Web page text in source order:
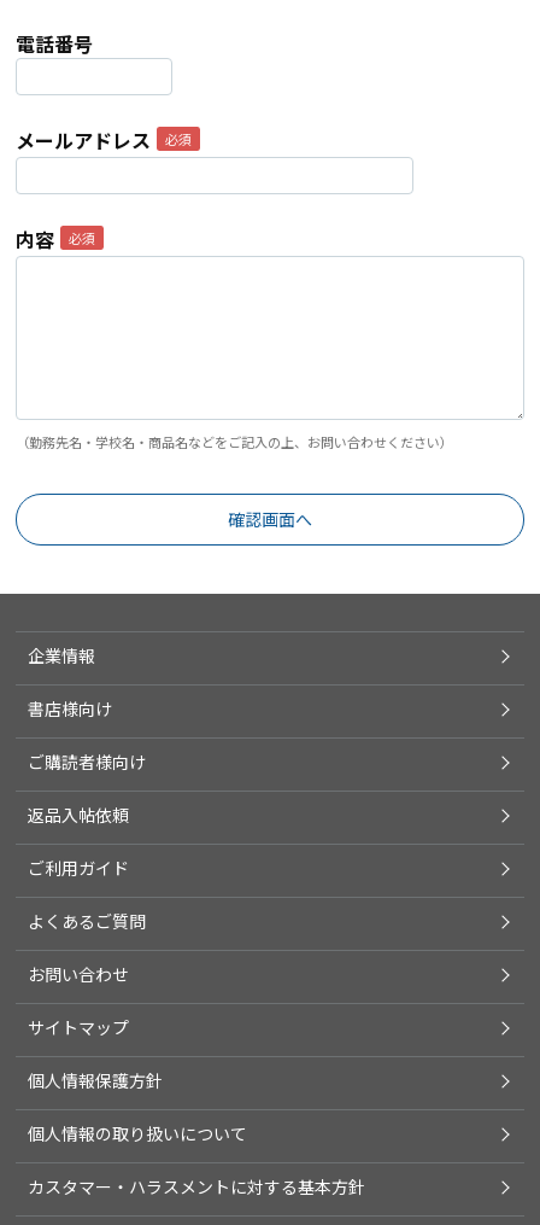
電話番号
メールアドレス
内容
（勤務先名・学校名・商品名などをご記入の上、お問い合わせください）
企業情報
書店様向け
ご購読者様向け
返品入帖依頼
ご利用ガイド
よくあるご質問
お問い合わせ
サイトマップ
個人情報保護方針
個人情報の取り扱いについて
カスタマー・ハラスメントに対する基本方針